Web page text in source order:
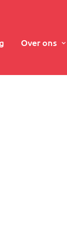
Over ons